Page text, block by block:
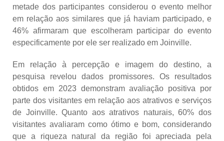
metade dos participantes considerou o evento melhor
em relação aos similares que já haviam participado, e
46% afirmaram que escolheram participar do evento
especificamente por ele ser realizado em Joinville.
Em relação à percepção e imagem do destino, a
pesquisa revelou dados promissores. Os resultados
obtidos em 2023 demonstram avaliação positiva por
parte dos visitantes em relação aos atrativos e serviços
de Joinville. Quanto aos atrativos naturais, 60% dos
visitantes avaliaram como ótimo e bom, considerando
que a riqueza natural da região foi apreciada pela